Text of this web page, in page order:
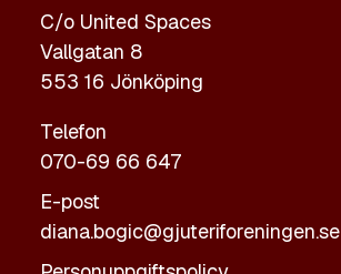
C/o United Spaces
Vallgatan 8
553 16 Jönköping
Telefon
070-69 66 647
E-post
diana.bogic@gjuteriforeningen.se